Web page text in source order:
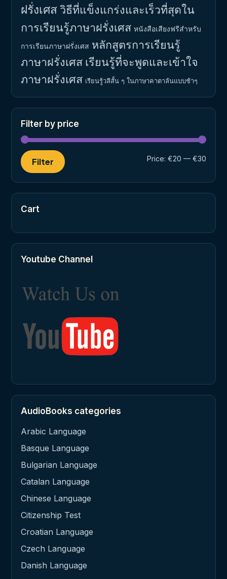
ฝรั่งเศสวิธีที่แข็งแกร่งและเร็วที่สุดใน
การเรียนรู้ภาษาฝรั่งเศส หนังสือเสียงฟรีสำหรับ
การเรียนภาษาฝรั่งเศส หลักสูตรการเรียนรู้
ภาษาฝรั่งเศส เรียนรู้ที่จะพูดและเข้าใจ
ภาษาฝรั่งเศส เรียนรู้วลีสั้น ๆ ในภาษาคาตาลันแบบช้าๆ
Filter by price
Filter Price: €20 — €30
Cart
Youtube Channel
AudioBooks categories
Arabic Language
Basque Language
Bulgarian Language
Catalan Language
Chinese Language
Citizenship Test
Croatian Language
Czech Language
Danish Language